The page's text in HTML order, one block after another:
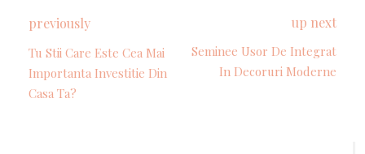
previously
Tu Stii Care Este Cea Mai
Importanta Investitie Din
Casa Ta?
up next
Seminee Usor De Integrat
In Decoruri Moderne